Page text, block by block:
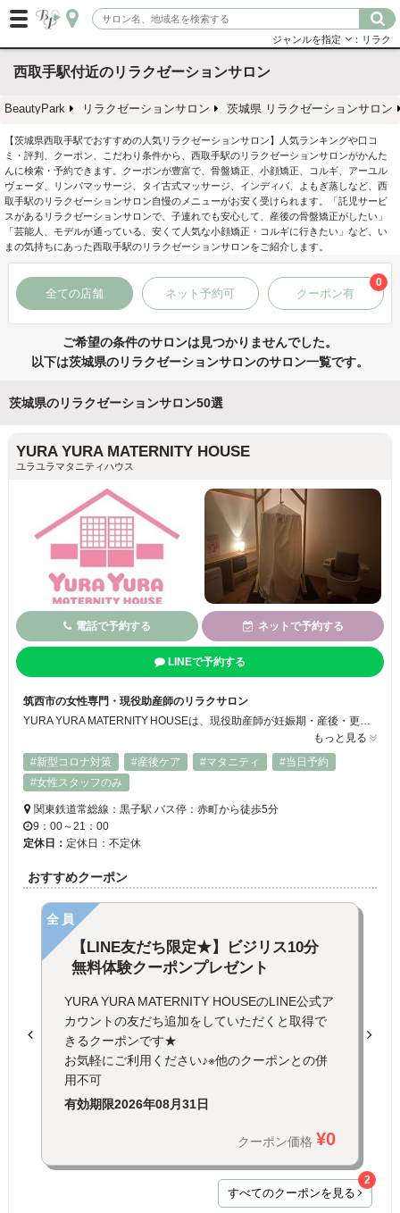
ジャンルを指定 ：リラク
西取手駅付近のリラクゼーションサロン
BeautyPark リラクゼーションサロン 茨城県 リラクゼーションサロン
【茨城県西取手駅でおすすめの人気リラクゼーションサロン】人気ランキングや口コ
ミ・評判、クーポン、こだわり条件から、西取手駅のリラクゼーションサロンがかんた
んに検索・予約できます。クーポンが豊富で、骨盤矯正、小顔矯正、コルギ、アーユル
ヴェーダ、リンパマッサージ、タイ古式マッサージ、インディバ、よもぎ蒸しなど、西
取手駅のリラクゼーションサロン自慢のメニューがお安く受けられます。「託児サービ
スがあるリラクゼーションサロンで、子連れでも安心して、産後の骨盤矯正がしたい」
「芸能人、モデルが通っている、安くて人気な小顔矯正・コルギに行きたい」など、い
まの気持ちにあった西取手駅のリラクゼーションサロンをご紹介します。
全ての店舗 ネット予約可 クーポン有
0
ご希望の条件のサロンは見つかりませんでした。
以下は茨城県のリラクゼーションサロンのサロン一覧です。
茨城県のリラクゼーションサロン50選
YURA YURA MATERNITY HOUSE
ユラユラマタニティハウス
電話で予約する ネットで予約する
LINEで予約する
筑西市の女性専門・現役助産師のリラクサロン
YURA YURA MATERNITY HOUSEは、現役助産師が妊娠期・産後・更年期など女性のライフイベントに寄り添う筑西市のプライベートサロンです。ハーブテントやフェミニンケア、リンパストレッチなど、心身の不調・尿漏れ・肌荒れ・生理痛などの悩みにマンツーマン対応。完全予約制・個室対応で、他の目を気にせずリラックスできる空間をご用意。助産師ならではの視点から「安心と癒し」をサポートします！
もっと見る
#新型コロナ対策
#産後ケア #マタニティ
#当日予約
#女性スタッフのみ
関東鉄道常総線：黒子駅 バス停：赤町から徒歩5分
9：00～21：00
定休日： 定休日：不定休
おすすめクーポン
全員
【LINE友だち限定★】ビジリス10分
無料体験クーポンプレゼント
YURA YURA MATERNITY HOUSEのLINE公式ア
カウントの友だち追加をしていただくと取得で
きるクーポンです★
お気軽にご利用ください♪※他のクーポンとの併
用不可
有効期限2026年08月31日
クーポン価格 ¥0
すべてのクーポンを見る
2